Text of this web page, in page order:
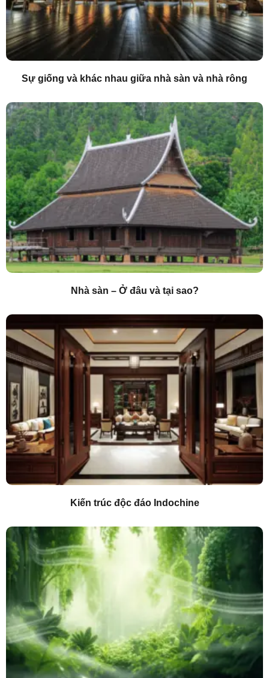
Sự giống và khác nhau giữa nhà sàn và nhà rông
Nhà sàn – Ở đâu và tại sao?
Kiến trúc độc đáo Indochine